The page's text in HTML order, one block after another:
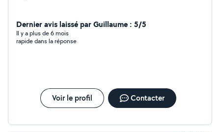
Dernier avis laissé par Guillaume : 5/5
Il y a plus de 6 mois
rapide dans la réponse
Voir le profil Contacter